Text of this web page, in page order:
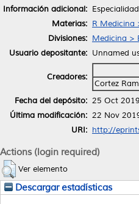
Información adicional:
Materias: R Medicina
Divisiones: Medicina >
Usuario depositante: Unnamed
Creadores:
Cortez
Fecha del depósito: 25 Oct
Última modificación: 22 Nov
URI: http://
Actions (login required)
Ver elemento
Descargar estadísticas